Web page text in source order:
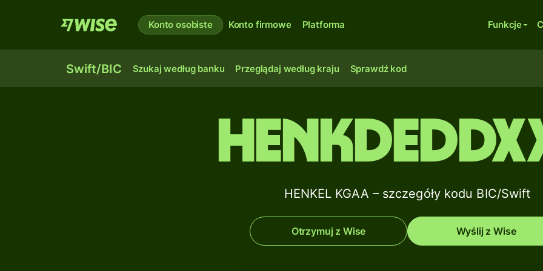
Konto osobiste Konto firmowe Platforma Funkcje
Swift/BIC Szukaj według banku Przeglądaj według kraju Sprawdź kod
HENKEL KGAA – szczegóły kodu BIC/Swift
Otrzymuj z Wise Wyślij z Wise